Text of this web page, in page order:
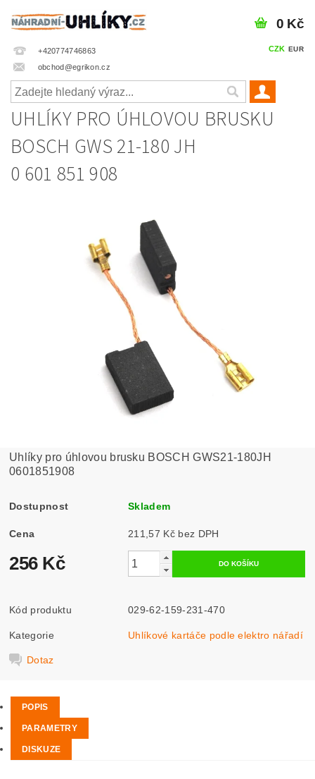
+420774746863
obchod@egrikon.cz
CZK EUR
0 Kč
UHLÍKY PRO ÚHLOVOU BRUSKU
BOSCH GWS 21-180 JH
0 601 851 908
Uhlíky pro úhlovou brusku BOSCH GWS21-180JH
0601851908
Dostupnost Skladem
Cena 211,57 Kč bez DPH
256 Kč
Kód produktu 029-62-159-231-470
Kategorie Uhlíkové kartáče podle elektro nářadí
Dotaz
POPIS
PARAMETRY
DISKUZE